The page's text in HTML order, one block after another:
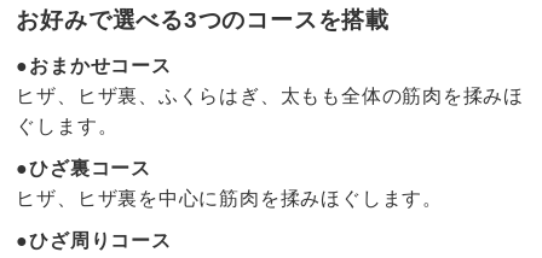
お好みで選べる3つのコースを搭載
●おまかせコース
ヒザ、ヒザ裏、ふくらはぎ、太もも全体の筋肉を揉みほ
ぐします。
●ひざ裏コース
ヒザ、ヒザ裏を中心に筋肉を揉みほぐします。
●ひざ周りコース